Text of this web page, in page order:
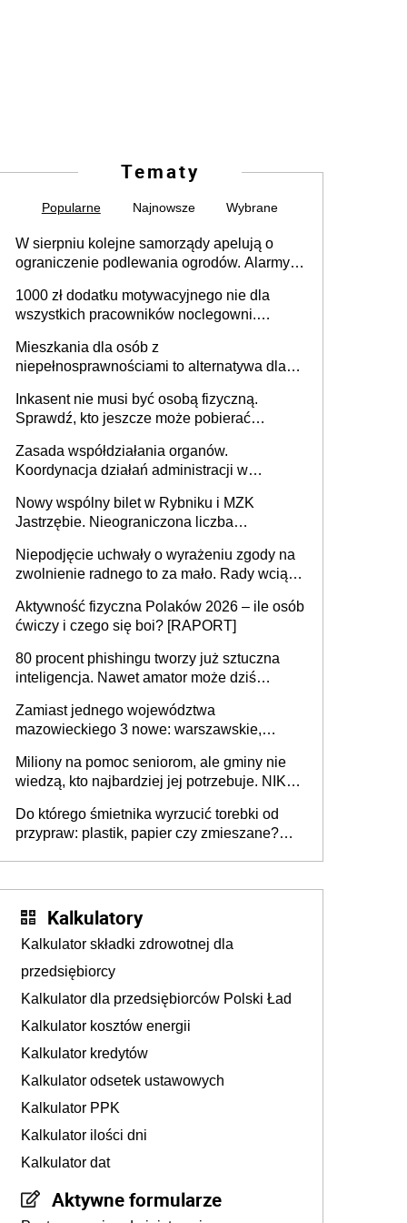
Tematy
Popularne Najnowsze Wybrane
W sierpniu kolejne samorządy apelują o
ograniczenie podlewania ogrodów. Alarmy w
może objąć cały kraj
1000 zł dodatku motywacyjnego nie dla
wszystkich pracowników noclegowni.
Mieszkania dla osób z
niepełnosprawnościami to alternatywa dla
samodzielnie lub z rodziną
Inkasent nie musi być osobą fizyczną.
Sprawdź, kto jeszcze może pobierać
Zasada współdziałania organów.
Koordynacja działań administracji w
Nowy wspólny bilet w Rybniku i MZK
Jastrzębie. Nieograniczona liczba
Niepodjęcie uchwały o wyrażeniu zgody na
zwolnienie radnego to za mało. Rady wciąż
rozstrzygać sprawy
Aktywność fizyczna Polaków 2026 – ile osób
ćwiczy i czego się boi? [RAPORT]
80 procent phishingu tworzy już sztuczna
inteligencja. Nawet amator może dziś
Zamiast jednego województwa
mazowieckiego 3 nowe: warszawskie,
Europie nie ma tak dużych jednostek
stołecznych
Miliony na pomoc seniorom, ale gminy nie
wiedzą, kto najbardziej jej potrzebuje. NIK
Do którego śmietnika wyrzucić torebki od
przypraw: plastik, papier czy zmieszane?
Kalkulatory
Kalkulator składki zdrowotnej dla
przedsiębiorcy
Kalkulator dla przedsiębiorców Polski Ład
Kalkulator kosztów energii
Kalkulator kredytów
Kalkulator odsetek ustawowych
Kalkulator PPK
Kalkulator ilości dni
Kalkulator dat
Aktywne formularze